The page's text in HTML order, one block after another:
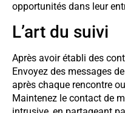
opportunités dans leur
L’art du suivi
Après avoir établi des
Envoyez des messages
après chaque rencontre
Maintenez le contact de